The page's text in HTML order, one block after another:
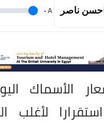
حسن ناصر A
.
لأغلب